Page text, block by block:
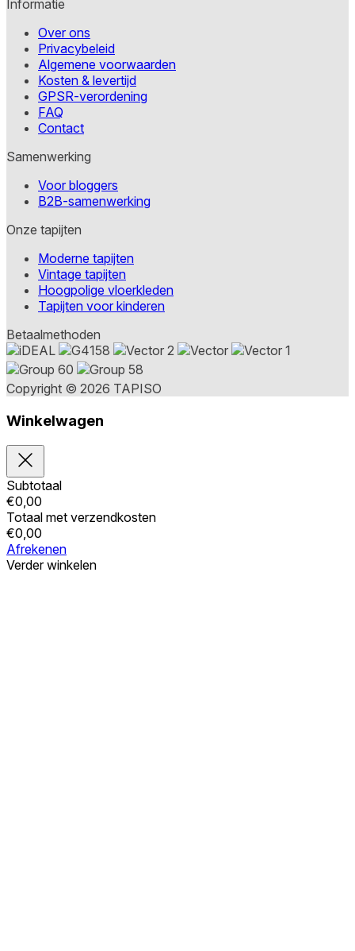
Informatie
Over ons
Privacybeleid
Algemene voorwaarden
Kosten & levertijd
GPSR-verordening
FAQ
Contact
Samenwerking
Voor bloggers
B2B-samenwerking
Onze tapijten
Moderne tapijten
Vintage tapijten
Hoogpolige vloerkleden
Tapijten voor kinderen
Betaalmethoden
Copyright © 2026 TAPISO
Winkelwagen
Subtotaal
€0,00
Totaal met verzendkosten
€0,00
Afrekenen
Verder winkelen